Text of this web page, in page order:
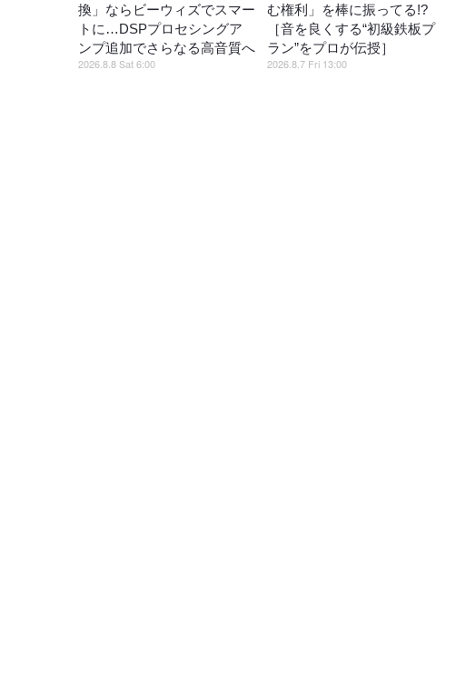
換」ならビーウィズでスマー
トに…DSPプロセシングア
ンプ追加でさらなる高音質へ
2026.8.8 Sat 6:00
む権利」を棒に振ってる!?
［音を良くする“初級鉄板プ
ラン”をプロが伝授］
2026.8.7 Fri 13:00